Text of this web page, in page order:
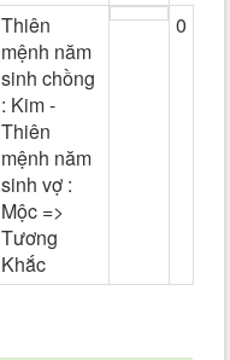
Thiên
mệnh năm
sinh chồng
: Kim -
Thiên
mệnh năm
sinh vợ :
Mộc =>
Tương
Khắc
0